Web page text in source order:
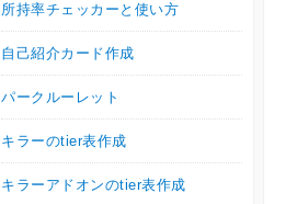
所持率チェッカーと使い方
自己紹介カード作成
パークルーレット
キラーのtier表作成
キラーアドオンのtier表作成